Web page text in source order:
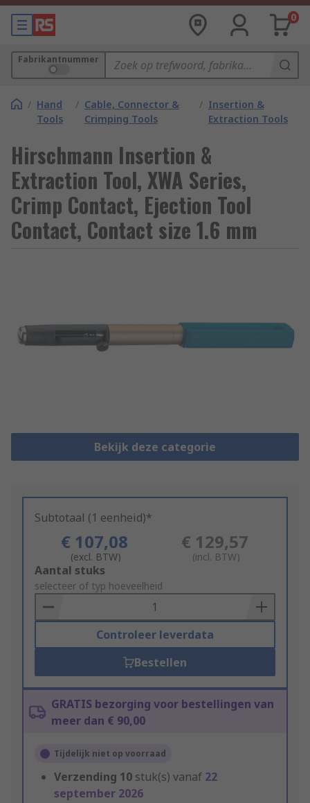
0
Fabrikantnummer
/ Hand
Tools
/ Cable, Connector &
Crimping Tools
/ Insertion &
Extraction Tools
Hirschmann Insertion &
Extraction Tool, XWA Series,
Crimp Contact, Ejection Tool
Contact, Contact size 1.6 mm
Bekijk deze categorie
Subtotaal (1 eenheid)*
€ 107,08
(excl. BTW)
€ 129,57
(incl. BTW)
Add
to
Basket
Aantal stuks
selecteer of typ hoeveelheid
Controleer leverdata
Bestellen
GRATIS bezorging voor bestellingen van
meer dan € 90,00
Tijdelijk niet op voorraad
Verzending 10 stuk(s) vanaf 22
september 2026